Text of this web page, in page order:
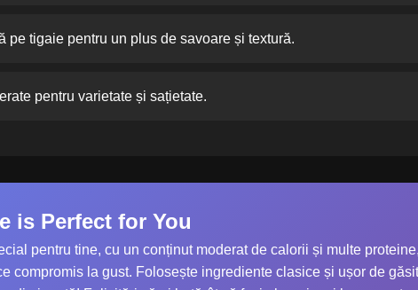
pe tigaie pentru un plus de savoare și textură.
pentru varietate și sațietate.
is Perfect for You
pentru tine, cu un conținut moderat de calorii și multe
compromis la gust. Folosește ingrediente clasice și ușor de